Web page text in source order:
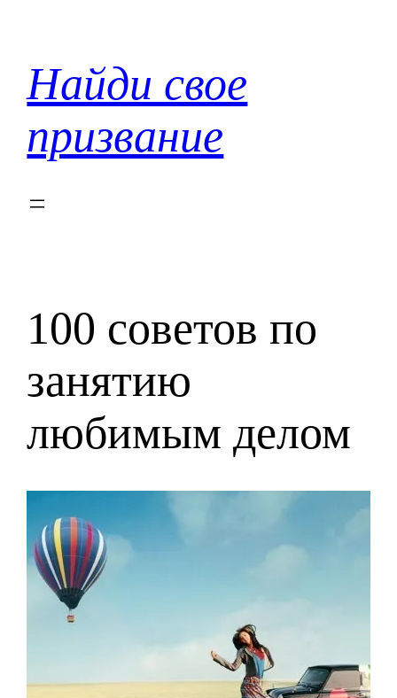
содержимому
Найди свое
призвание
100 советов по
занятию
любимым делом